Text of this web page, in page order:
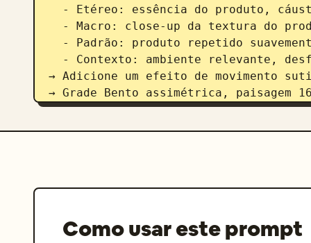
→ Adicione um efeito de movimento
→ Grade Bento assimétrica, paisagem
→ Cartão principal: 28-30% | Módulos
M3 — Como Usar: 4 métodos de uso +
Formato: [ícone] [Rótulo] [Valor em
Como usar este prompt